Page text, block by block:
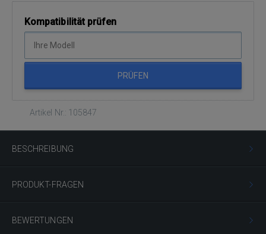
Kompatibilität prüfen
PRÜFEN
Artikel Nr.: 105847
BESCHREIBUNG
PRODUKT-FRAGEN
BEWERTUNGEN